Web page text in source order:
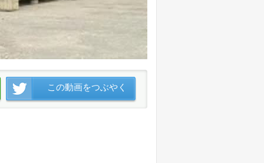
この動画をつぶやく